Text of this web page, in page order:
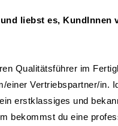
liebst es,
Qualitätsführer im
einer Vertriebspartner/in.
erstklassiges und
bekommst du eine